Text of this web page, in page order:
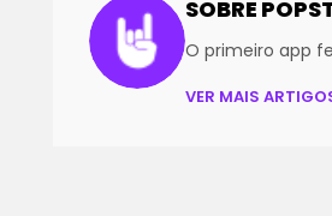
SOBRE
O primeiro app
VER MAIS